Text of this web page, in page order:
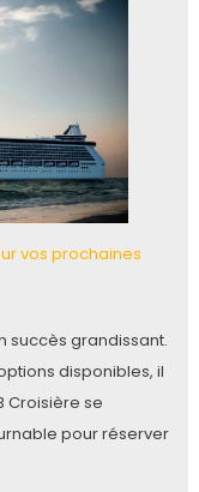
vos prochaines
succès grandissant.
disponibles, il
Croisière se
pour réserver